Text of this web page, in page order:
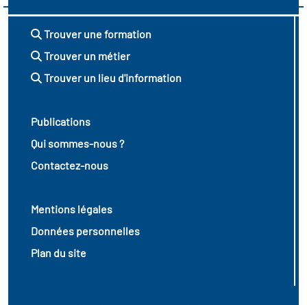
Trouver une formation
Trouver un métier
Trouver un lieu d'information
Publications
Qui sommes-nous ?
Contactez-nous
Mentions légales
Données personnelles
Plan du site